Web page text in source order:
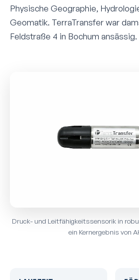
Physische Geographie,
Geomatik. TerraTransfer war
Feldstraße 4 in Bochum ansässig.
Druck- und Leitfähigkeits­sensorik in
ein Kern­ergebnis von